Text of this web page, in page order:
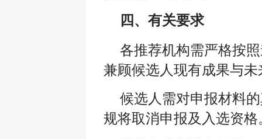
四、有关要求
各推荐机构需严格按
兼顾候选人现有成果与
候选人需对申报材料
规将取消申报及入选资格